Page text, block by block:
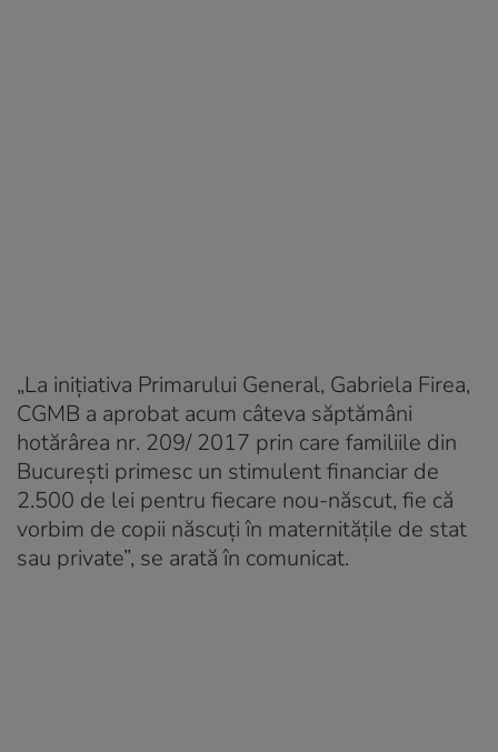
„La iniţiativa Primarului General, Gabriela Firea,
CGMB a aprobat acum câteva săptămâni
hotărârea nr. 209/ 2017 prin care familiile din
Bucureşti primesc un stimulent financiar de
2.500 de lei pentru fiecare nou-născut, fie că
vorbim de copii născuţi în maternităţile de stat
sau private”, se arată în comunicat.